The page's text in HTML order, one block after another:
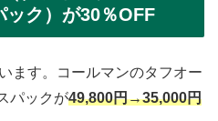
ック）が30％OFF
ます。コールマンのタフオー
パックが49,800円→35,000円